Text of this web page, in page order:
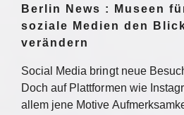
Berlin News : Museen
soziale Medien den
verändern
Social Media bringt neue
Doch auf Plattformen wie
allem jene Motive